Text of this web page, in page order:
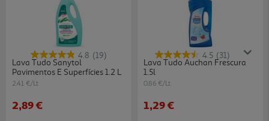
4.8 (19)
Lava Tudo Sanytol
Pavimentos E Superfícies 1.2 L
2.41 €/Lt
2,89 €
4.5 (31)
Lava Tudo Auchan Frescura
1.5l
0.86 €/Lt
1,29 €